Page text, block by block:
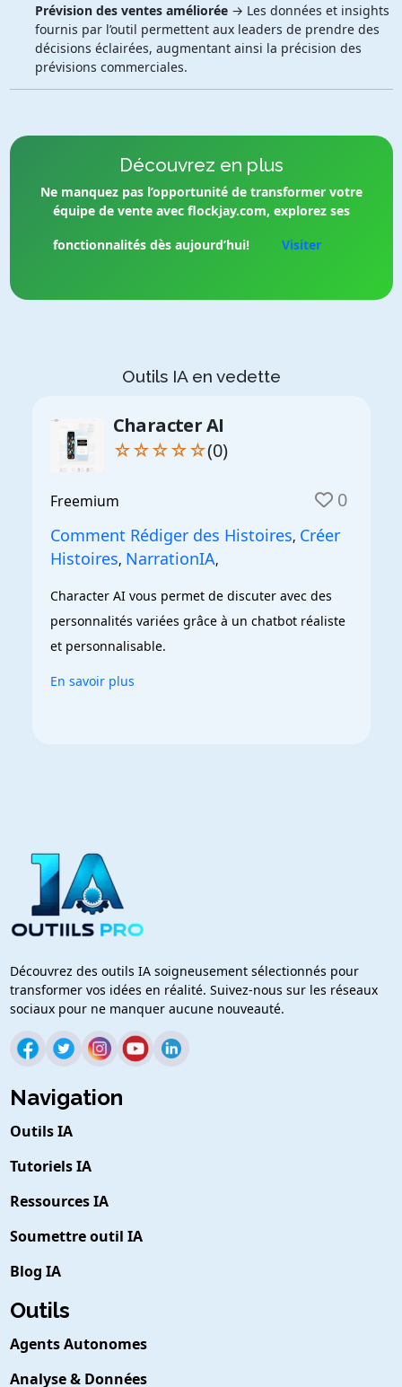
Prévision des ventes améliorée→ Les données et insights
fournis par l’outil permettent aux leaders de prendre des
décisions éclairées, augmentant ainsi la précision des
prévisions commerciales.
Découvrez en plus
Ne manquez pas l’opportunité de transformer votre
équipe de vente avec flockjay.com, explorez ses
fonctionnalités dès aujourd’hui!
Visiter
Outils IA en vedette
Character AI
☆☆☆☆☆(0)
Freemium 0
Comment Rédiger des Histoires, Créer
Histoires, NarrationIA,
Character AI vous permet de discuter avec des
personnalités variées grâce à un chatbot réaliste
et personnalisable.
En savoir plus
Découvrez des outils IA soigneusement sélectionnés pour
transformer vos idées en réalité. Suivez-nous sur les réseaux
sociaux pour ne manquer aucune nouveauté.
Navigation
Outils IA
Tutoriels IA
Ressources IA
Soumettre outil IA
Blog IA
Outils
Agents Autonomes
Analyse & Données